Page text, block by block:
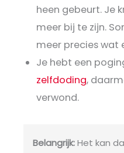
heen gebeurt. Je
meer bij te zijn.
meer precies wat
Je hebt een
zelfdoding,
verwond.
Belangrijk:Het kan